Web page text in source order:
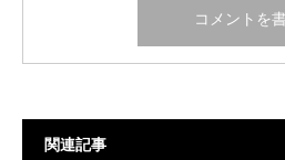
関連記事